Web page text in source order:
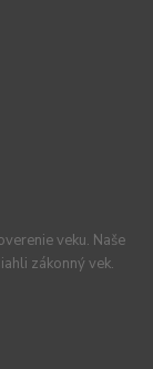
veku. Naše
zákonný vek.